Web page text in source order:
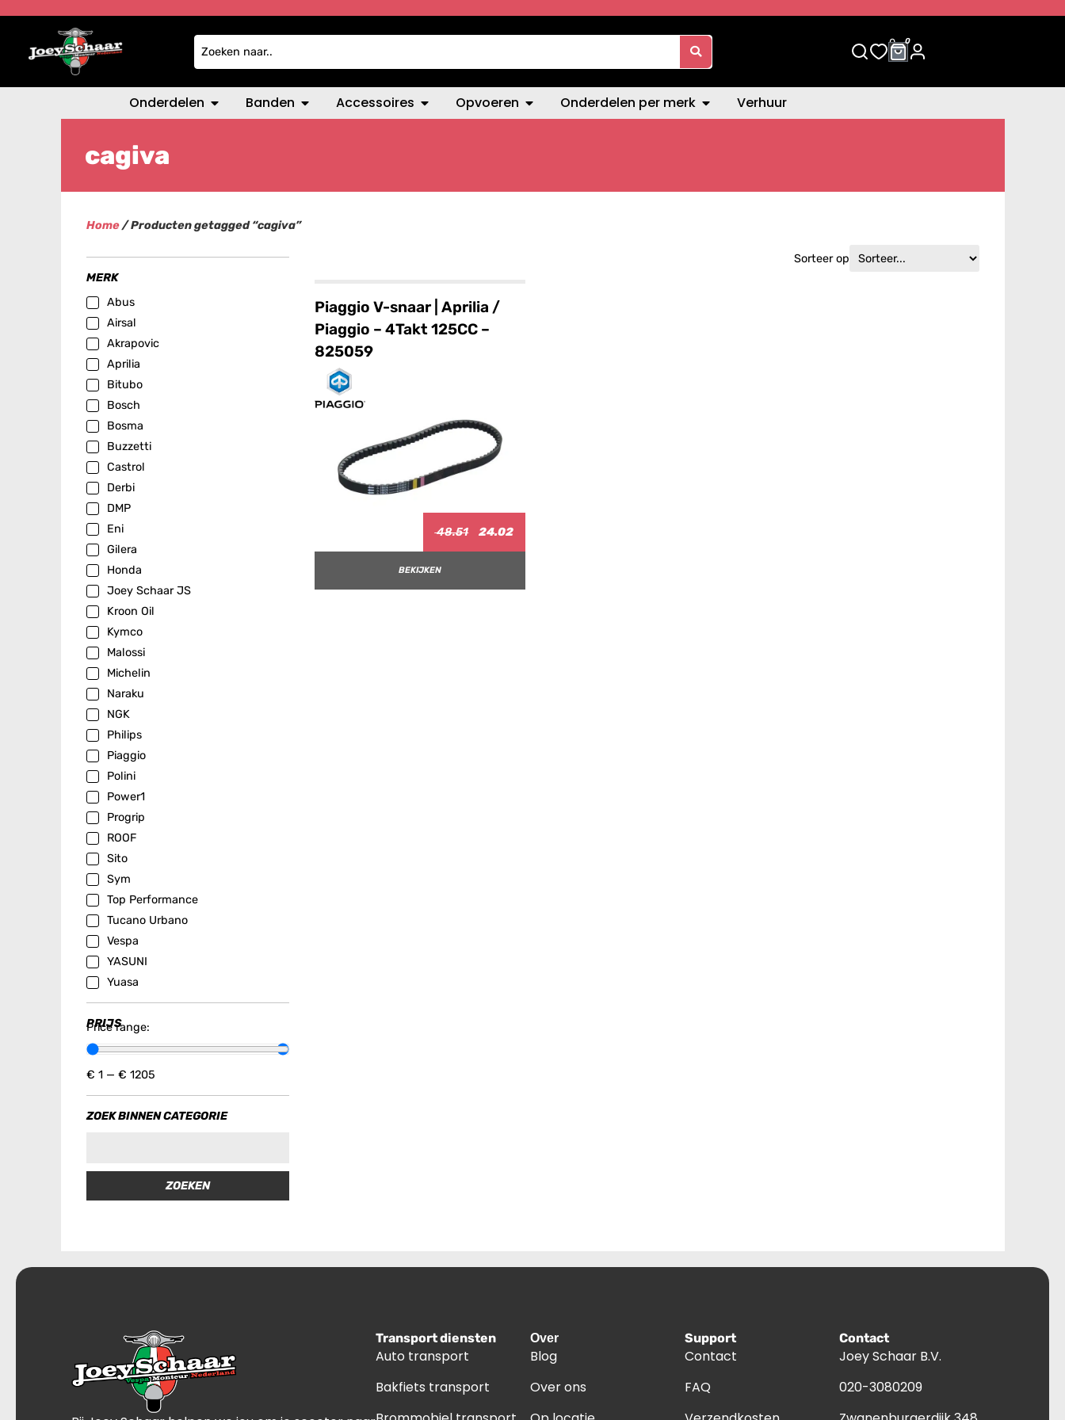
0 0
Onderdelen Banden Accessoires Opvoeren Onderdelen per merk Verhuur
cagiva
Home/ Producten getagged “cagiva”
MERK
Abus
Airsal
Akrapovic
Aprilia
Bitubo
Bosch
Bosma
Buzzetti
Castrol
Derbi
DMP
Eni
Gilera
Honda
Joey Schaar JS
Kroon Oil
Kymco
Malossi
Michelin
Naraku
NGK
Philips
Piaggio
Polini
Power1
Progrip
ROOF
Sito
Sym
Top Performance
Tucano Urbano
Vespa
YASUNI
Yuasa
PRIJS
Price range:
€ 1 — € 1205
ZOEK BINNEN CATEGORIE
ZOEKEN
Sorteer op
Piaggio V-snaar | Aprilia /
Piaggio – 4Takt 125CC –
825059
48.51 24.02
BEKIJKEN
Transport diensten
Auto transport
Bakfiets transport
Over
Blog
Over ons
Support
Contact
FAQ
Contact
Joey Schaar B.V.
020-3080209